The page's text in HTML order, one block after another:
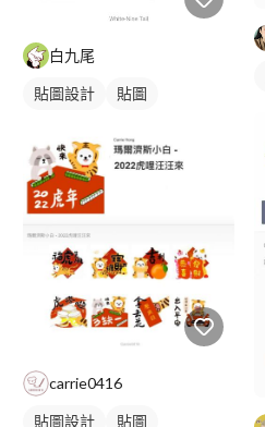
白九尾
貼圖設計 貼圖
carrie0416
貼圖設計 貼圖